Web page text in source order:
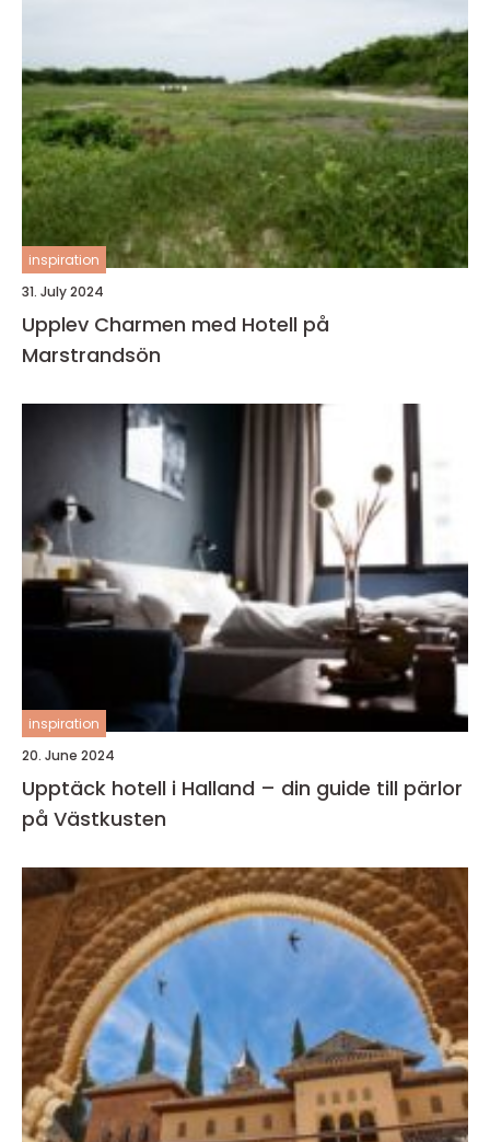
inspiration
31. July 2024
Upplev Charmen med Hotell på
Marstrandsön
inspiration
20. June 2024
Upptäck hotell i Halland – din guide till pärlor
på Västkusten